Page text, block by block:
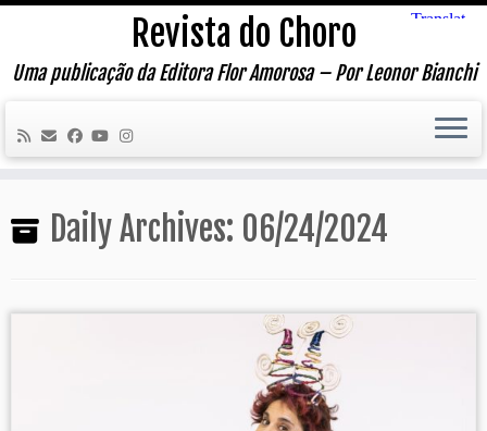
Skip
content
Revista do Choro
Uma publicação da Editora Flor Amorosa – Por Leonor Bianchi
Daily Archives: 06/24/2024